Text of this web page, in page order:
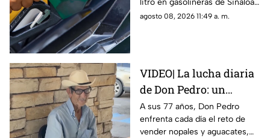
litro en gasolineras de Sinaloa
y en el país, hoy 8 de agosto
agosto 08, 2026 11:49 a. m.
VIDEO| La lucha diaria
de Don Pedro: un
vendedor de nopales de
77 años
A sus 77 años, Don Pedro
enfrenta cada día el reto de
vender nopales y aguacates,